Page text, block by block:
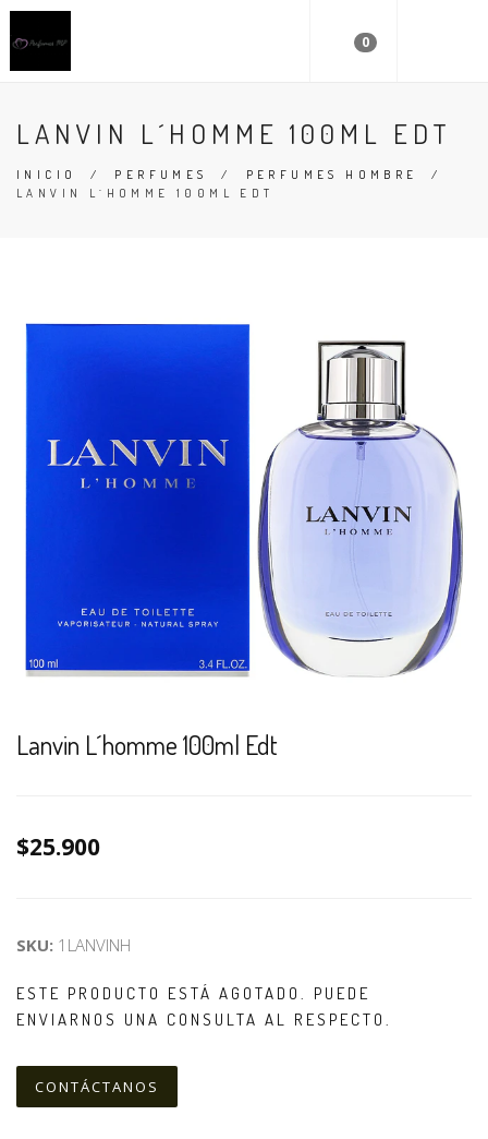
0
LANVIN L´HOMME 100ML EDT
INICIO / PERFUMES / PERFUMES HOMBRE
/
LANVIN L´HOMME 100ML EDT
Lanvin L´homme 100ml Edt
$25.900
SKU: 1LANVINH
ESTE PRODUCTO ESTÁ AGOTADO. PUEDE
ENVIARNOS UNA CONSULTA AL RESPECTO.
CONTÁCTANOS